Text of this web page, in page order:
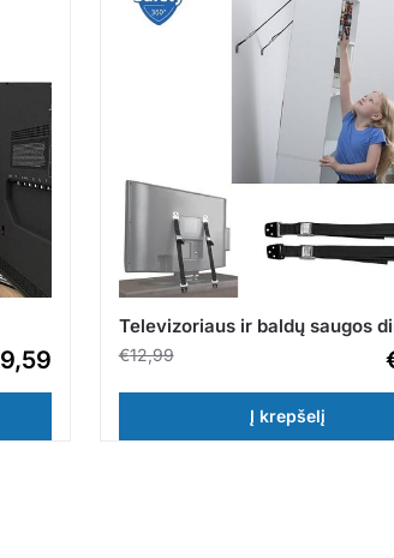
9,59
Televizoriaus ir baldų saugos
€12,99
Į krepšelį